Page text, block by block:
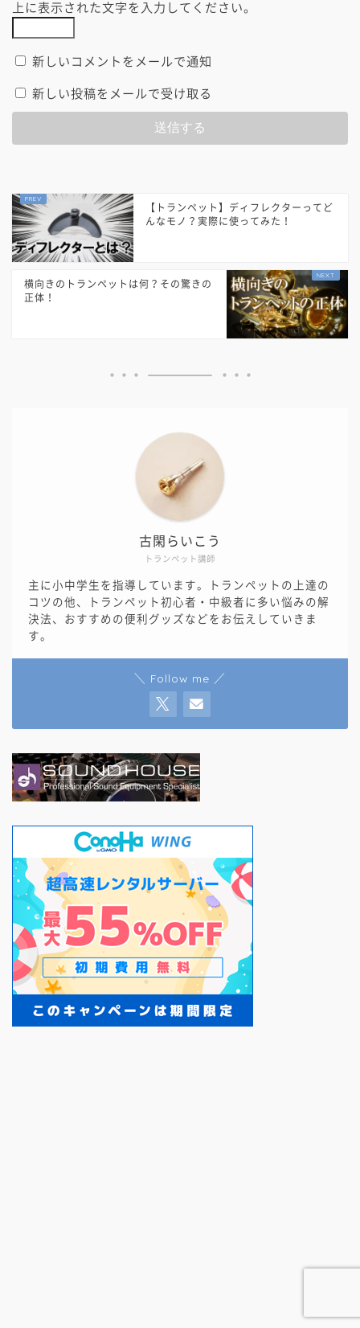
上に表示された文字を入力してください。
新しいコメントをメールで通知
新しい投稿をメールで受け取る
【トランペット】ディフレクターってど
んなモノ？実際に使ってみた！
横向きのトランペットは何？その驚きの
正体！
トランペット講師
古閑らいこう
主に小中学生を指導しています。トランペットの上達の
コツの他、トランペット初心者・中級者に多い悩みの解
決法、おすすめの便利グッズなどをお伝えしていきま
す。
＼ Follow me ／